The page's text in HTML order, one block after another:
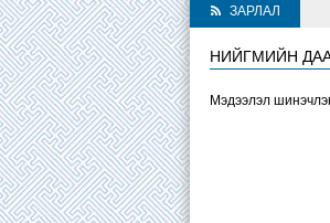
ЗАРЛАЛ
НИЙГМИЙН
Мэдээлэл